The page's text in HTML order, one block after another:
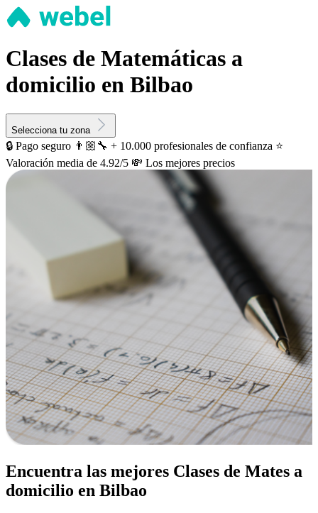
Clases de Matemáticas a
domicilio en Bilbao
Selecciona tu zona
🔒 Pago seguro 👨🏼‍🔧 + 10.000 profesionales de confianza ⭐️
Valoración media de 4.92/5 💸 Los mejores precios
Encuentra las mejores Clases de Mates a
domicilio en Bilbao